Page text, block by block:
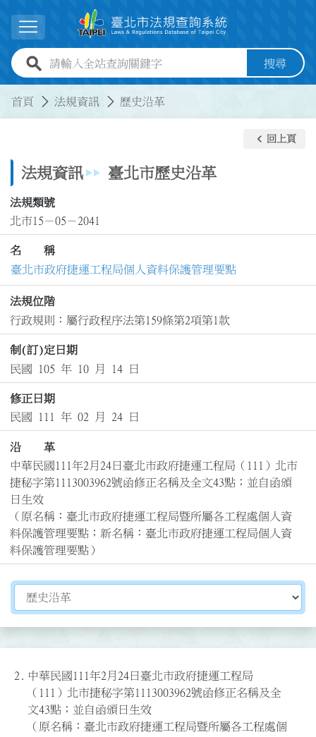
展開選單
全站查詢關鍵字欄位 搜尋
首頁 法規資訊 歷史沿革
法規資訊 臺北市歷史沿革
keyboard_arrow_left 回上頁
法規類號
北市15－05－2041
名 稱
臺北市政府捷運工程局個人資料保護管理要點
法規位階
行政規則：屬行政程序法第159條第2項第1款
制(訂)定日期
民國 105 年 10 月 14 日
修正日期
民國 111 年 02 月 24 日
沿 革
中華民國111年2月24日臺北市政府捷運工程局（111）北市
捷秘字第1113003962號函修正名稱及全文43點；並自函頒
日生效
（原名稱：臺北市政府捷運工程局暨所屬各工程處個人資
料保護管理要點；新名稱：臺北市政府捷運工程局個人資
料保護管理要點）
切換選擇法規資訊內容
2.
中華民國111年2月24日臺北市政府捷運工程局
（111）北市捷秘字第1113003962號函修正名稱及全
文43點；並自函頒日生效
（原名稱：臺北市政府捷運工程局暨所屬各工程處個